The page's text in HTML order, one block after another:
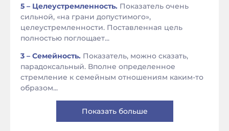
5 – Целеустремленность. Показатель очень
сильной, «на грани допустимого»,
целеустремленности. Поставленная цель
полностью поглощает...
3 – Семейность. Показатель, можно сказать,
парадоксальный. Вполне определенное
стремление к семейным отношениям каким-то
образом...
Показать больше